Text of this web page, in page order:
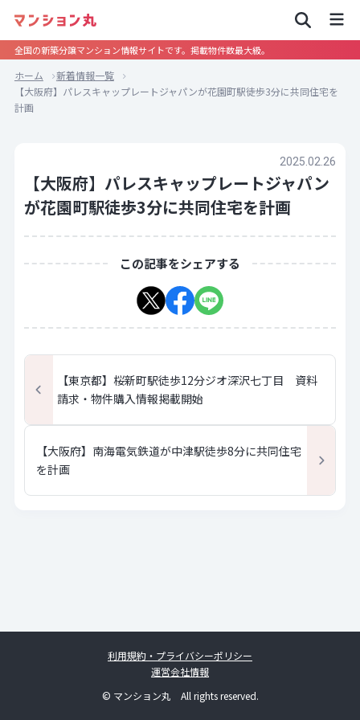
全国の新築分譲マンション情報サイトです。掲載物件数最大級。
ホーム
新着情報一覧
【大阪府】パレスキャップレートジャパンが花園町駅徒歩3分に共同住宅を
計画
2025.02.26
【大阪府】パレスキャップレートジャパン
が花園町駅徒歩3分に共同住宅を計画
この記事をシェアする
【東京都】桜新町駅徒歩12分ジオ深沢七丁目 資料
請求・物件購入情報掲載開始
【大阪府】南海電気鉄道が中津駅徒歩8分に共同住宅
を計画
利用規約・プライバシーポリシー
運営会社情報
© マンション丸 All rights reserved.